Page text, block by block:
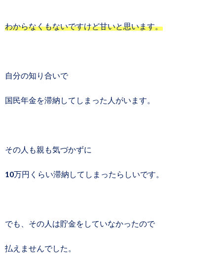
わからなくもないですけど甘いと思います。
自分の知り合いで
国民年金を滞納してしまった人がいます。
その人も親も気づかずに
10万円くらい滞納してしまったらしいです。
でも、その人は貯金をしていなかったので
払えませんでした。